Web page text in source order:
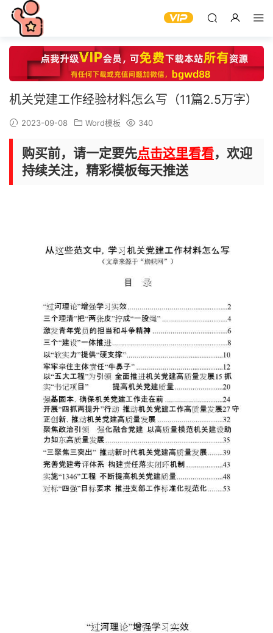
机关党建工作经验材料怎么写（11篇2.5万字）
2023-09-08 Word模板 340
购买前，请一定要先点击这里看看，欢迎
持续关注，精彩模板每天推送